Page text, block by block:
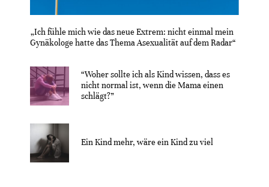
„Ich fühle mich wie das neue Extrem: nicht einmal mein
Gynäkologe hatte das Thema Asexualität auf dem Radar“
“Woher sollte ich als Kind wissen, dass es
nicht normal ist, wenn die Mama einen
schlägt?”
Ein Kind mehr, wäre ein Kind zu viel